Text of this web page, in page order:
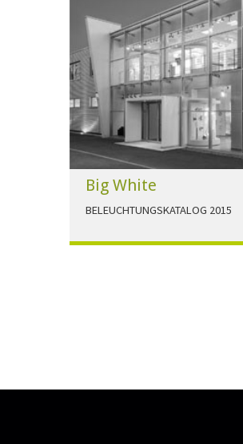
Big White
BELEUCHTUNGSKATALOG 2015